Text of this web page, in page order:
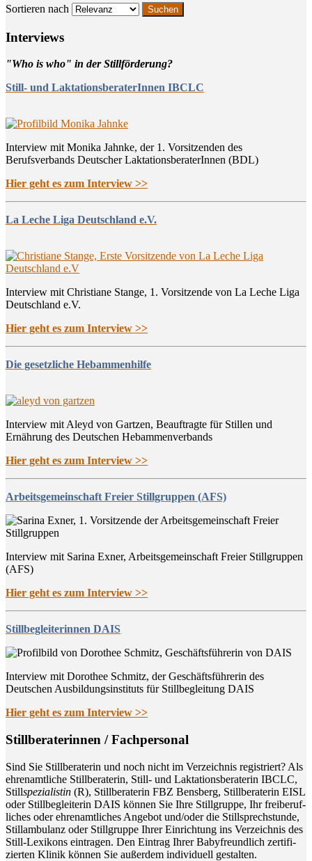
Sortieren nach
Inter­views
"Who is who" in der Stillförderung?
Still- und LaktationsberaterInnen IBCLC
Interview mit Monika Jahnke, der 1. Vorsitzenden des
Berufsverbands Deutscher LaktationsberaterInnen (BDL)
Hier geht es zum Interview >>
La Leche Liga Deutschland e.V.
Interview mit Christiane Stange, 1. Vorsitzende von La Leche Liga
Deutschland e.V.
Hier geht es zum Interview >>
Die gesetzliche Hebammenhilfe
Interview mit Aleyd von Gartzen, Beauftragte für Stillen und
Ernährung des Deutschen Hebammenverbands
Hier geht es zum Interview >>
Arbeitsgemeinschaft Freier Stillgruppen (AFS)
Interview mit Sarina Exner, Arbeitsgemeinschaft Freier Stillgruppen
(AFS)
Hier geht es zum Interview >>
Stillbegleiterinnen DAIS
Interview mit Dorothee Schmitz, der Geschäftsführerin des
Deutschen Ausbildungsinstituts für Stillbegleitung DAIS
Hier geht es zum Interview >>
Still­be­ra­te­rin­nen / Fachpersonal
Sind Sie Still­be­ra­te­rin und noch nicht im Ver­zeich­nis regis­triert? Als
ehren­amt­li­che Still­be­ra­te­rin, Still- und Lak­ta­ti­ons­be­ra­te­rin IBCLC,
Stillspe­zia­lis­tin (R), Still­be­ra­te­rin FBZ Bens­berg, Still­be­ra­te­rin EISL
oder Still­be­glei­te­rin DAIS kön­nen Sie Ihre Still­grup­pe, Ihr frei­be­ruf­
li­ches oder ehren­amt­li­ches Ange­bot und/oder die Still­sprech­stun­de,
Still­am­bu­lanz oder Still­grup­pe Ihrer Ein­rich­tung ins Ver­zeich­nis des
Still-Lexi­kons ein­tra­gen. Den Ein­trag Ihrer Baby­freund­lich zer­ti­fi­
zier­ten Kli­nik kön­nen Sie außer­dem indi­vi­du­ell gestalten.